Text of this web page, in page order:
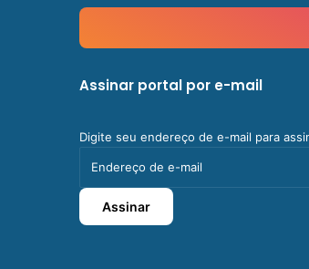
Assinar portal por e-mail
Digite seu endereço de e-mail para
de
e-
mail
Assinar